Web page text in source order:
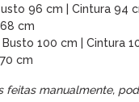
96 cm | Cintura 94
cm
Busto 100 cm | Cintura
cm
feitas manualmente,